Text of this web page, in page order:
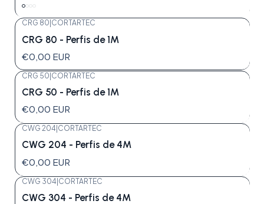
CRG 80 CORTARTEC
CRG 80 - Perfis de 1M
€0,00 EUR
CRG 50 CORTARTEC
CRG 50 - Perfis de 1M
€0,00 EUR
CWG 204 CORTARTEC
CWG 204 - Perfis de 4M
€0,00 EUR
CWG 304|CORTARTEC
CWG 304 - Perfis de 4M